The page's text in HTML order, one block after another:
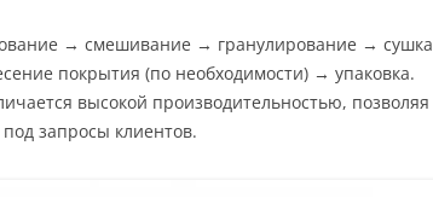
→ смешивание → гранулирование → сушка
покрытия (по необходимости) → упаковка.
высокой производительностью, позволяя
запросы клиентов.